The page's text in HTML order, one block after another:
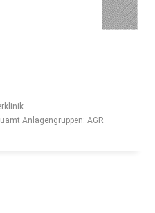
Anlagengruppen: AGR